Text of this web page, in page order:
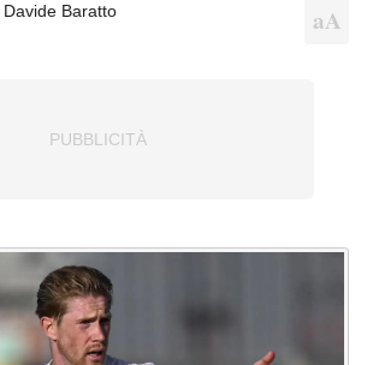
Davide Baratto